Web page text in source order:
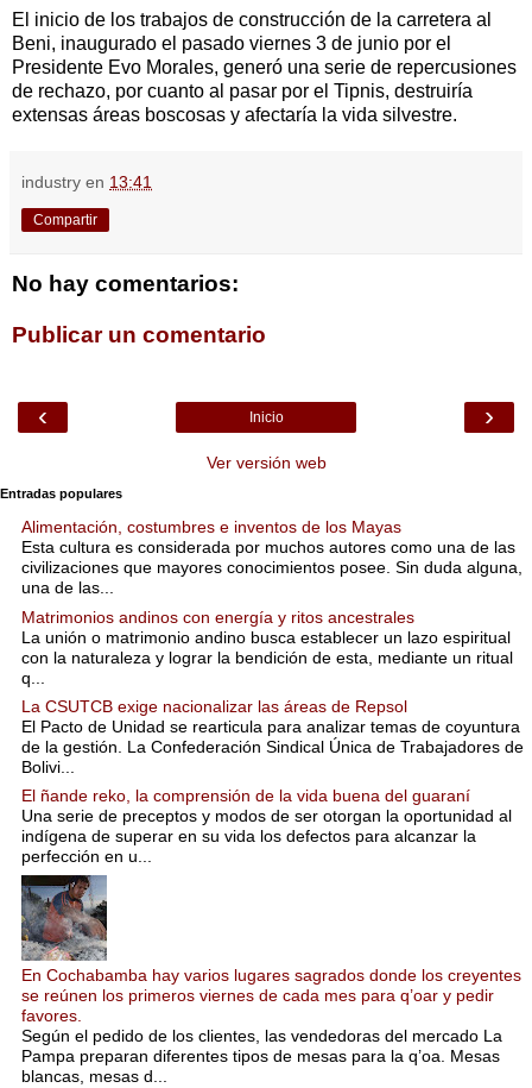
El inicio de los trabajos de construcción de la carretera al
Beni, inaugurado el pasado viernes 3 de junio por el
Presidente Evo Morales, generó una serie de repercusiones
de rechazo, por cuanto al pasar por el Tipnis, destruiría
extensas áreas boscosas y afectaría la vida silvestre.
industry en 13:41
Compartir
No hay comentarios:
Publicar un comentario
‹ ›
Inicio
Ver versión web
Entradas populares
Alimentación, costumbres e inventos de los Mayas
Esta cultura es considerada por muchos autores como una de las
civilizaciones que mayores conocimientos posee. Sin duda alguna,
una de las...
Matrimonios andinos con energía y ritos ancestrales
La unión o matrimonio andino busca establecer un lazo espiritual
con la naturaleza y lograr la bendición de esta, mediante un ritual
q...
La CSUTCB exige nacionalizar las áreas de Repsol
El Pacto de Unidad se rearticula para analizar temas de coyuntura
de la gestión. La Confederación Sindical Única de Trabajadores de
Bolivi...
El ñande reko, la comprensión de la vida buena del guaraní
Una serie de preceptos y modos de ser otorgan la oportunidad al
indígena de superar en su vida los defectos para alcanzar la
perfección en u...
En Cochabamba hay varios lugares sagrados donde los creyentes
se reúnen los primeros viernes de cada mes para q’oar y pedir
favores.
Según el pedido de los clientes, las vendedoras del mercado La
Pampa preparan diferentes tipos de mesas para la q’oa. Mesas
blancas, mesas d...